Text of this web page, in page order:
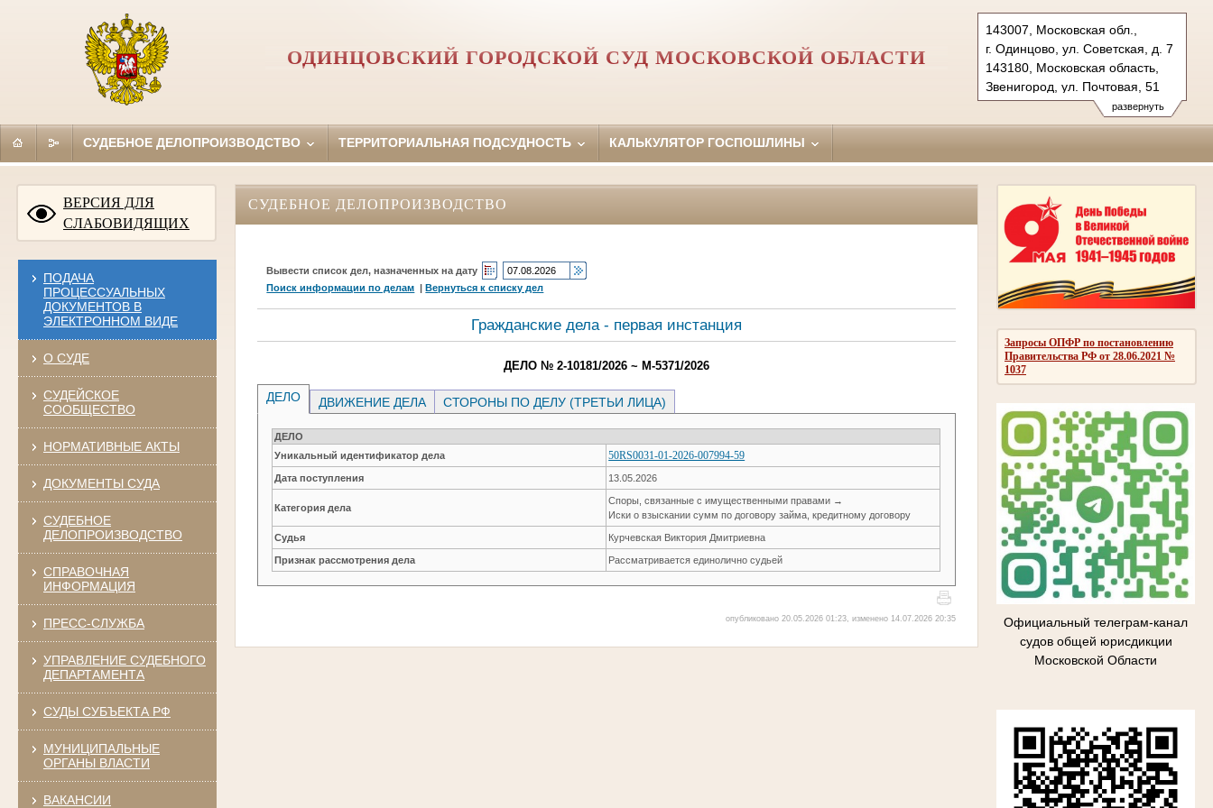
развернуть
143007, Московская обл.,
г. Одинцово, ул. Советская, д. 7
143180, Московская область,
Звенигород, ул. Почтовая, 51
Тел.: (495)590-74-76 (гр.)
593-56-20 (уг.)
697 13 27 (кас канц.)
показать на карте
ОДИНЦОВСКИЙ ГОРОДСКОЙ СУД МОСКОВСКОЙ ОБЛАСТИ
СУДЕБНОЕ ДЕЛОПРОИЗВОДСТВО ТЕРРИТОРИАЛЬНАЯ ПОДСУДНОСТЬ КАЛЬКУЛЯТОР ГОСПОШЛИНЫ
ВЕРСИЯ ДЛЯ
СЛАБОВИДЯЩИХ
ПОДАЧА
ПРОЦЕССУАЛЬНЫХ
ДОКУМЕНТОВ В
ЭЛЕКТРОННОМ ВИДЕ
О СУДЕ
СУДЕЙСКОЕ
СООБЩЕСТВО
НОРМАТИВНЫЕ АКТЫ
ДОКУМЕНТЫ СУДА
СУДЕБНОЕ
ДЕЛОПРОИЗВОДСТВО
СПРАВОЧНАЯ
ИНФОРМАЦИЯ
ПРЕСС-СЛУЖБА
УПРАВЛЕНИЕ СУДЕБНОГО
ДЕПАРТАМЕНТА
СУДЫ СУБЪЕКТА РФ
МУНИЦИПАЛЬНЫЕ
ОРГАНЫ ВЛАСТИ
ВАКАНСИИ
Запросы ОПФР по постановлению
Правительства РФ от 28.06.2021 №
1037
Официальный телеграм-канал
судов общей юрисдикции
Московской Области
СУДЕБНОЕ ДЕЛОПРОИЗВОДСТВО
Вывести список дел, назначенных на дату
Поиск информации по делам |Вернуться к списку дел
Гражданские дела - первая инстанция
ДЕЛО № 2-10181/2026 ~ М-5371/2026
ДЕЛО ДВИЖЕНИЕ ДЕЛА СТОРОНЫ ПО ДЕЛУ (ТРЕТЬИ ЛИЦА)
ДЕЛО
Уникальный идентификатор дела
50RS0031-01-2026-007994-59
Дата поступления 13.05.2026
Категория дела
Споры, связанные с имущественными правами →
Иски о взыскании сумм по договору займа, кредитному договору
Судья Курчевская Виктория Дмитриевна
Признак рассмотрения дела Рассматривается единолично судьей
опубликовано 20.05.2026 01:23, изменено 14.07.2026 20:35